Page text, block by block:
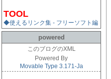
TOOL
◆使えるリンク集 - フリーソフト編
powered
このブログのXML
Powered By
Movable Type 3.171-Ja